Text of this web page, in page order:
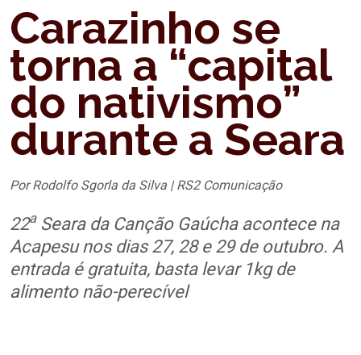
Carazinho se
torna a “capital
do nativismo”
durante a Seara
Por Rodolfo Sgorla da Silva | RS2 Comunicação
22aSeara da Canção Gaúcha acontece na
Acapesu nos dias 27, 28 e 29 de outubro. A
entrada é gratuita, basta levar 1kg de
alimento não-perecível